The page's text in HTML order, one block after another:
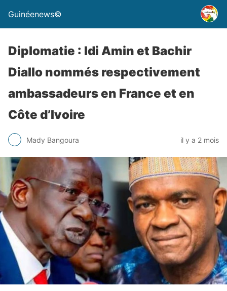
Guinéenews©
Diplomatie : Idi Amin et Bachir
Diallo nommés respectivement
ambassadeurs en France et en
Côte d’Ivoire
Mady Bangoura il y a 2 mois